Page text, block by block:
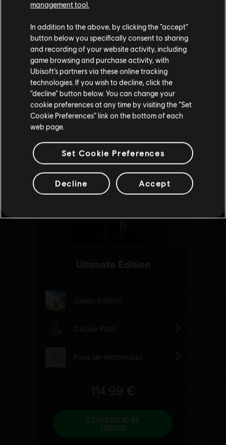
Por favor, visita nuestra Store local para realizar
tu compra.
Permanecer en esta Store
Actualizar mi localidad
management tool.
In addition to the above, by clicking the “accept”
button below you specifically consent to sharing
and recording of your website activity, including
game browsing and purchase activity, with
Ubisoft’s partners via these online tracking
technologies. If you wish to decline, click the
“decline” button below. You can change your
cookie preferences at any time by visiting the “Set
Cookie Preferences” link on the bottom of each
web page.
Set Cookie Preferences
Decline Accept